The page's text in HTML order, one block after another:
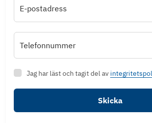
E-postadress
Telefonnummer
Jag har läst och tagit del av
Skicka